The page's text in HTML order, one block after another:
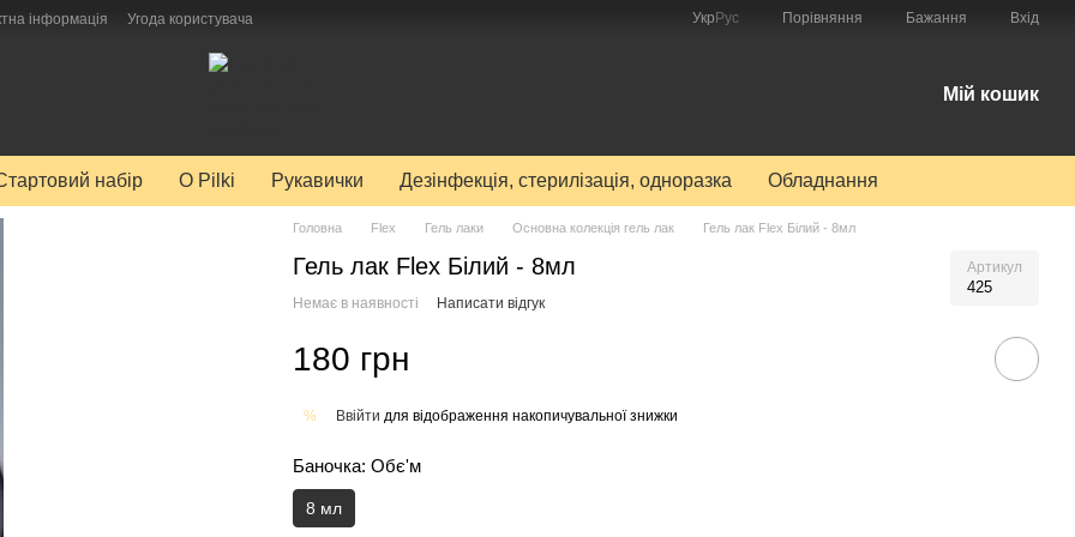
інформація Угода користувача Укр Рус Порівняння Бажання Вхід
Мій кошик
набір O Pilki Рукавички Дезінфекція, стерилізація, одноразка Обладнання
Головна Flex Гель лаки Основна колекція гель лак Гель лак Flex Білий - 8мл
Гель лак Flex Білий - 8мл Артикул
425
Немає в наявності Написати відгук
180 грн
% Ввійти для відображення накопичувальної знижки
Баночка: Обє'м
8 мл